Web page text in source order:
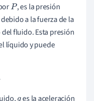
P , es la presión
a la fuerza de la
fluido. Esta presión
líquido y puede
es la aceleración